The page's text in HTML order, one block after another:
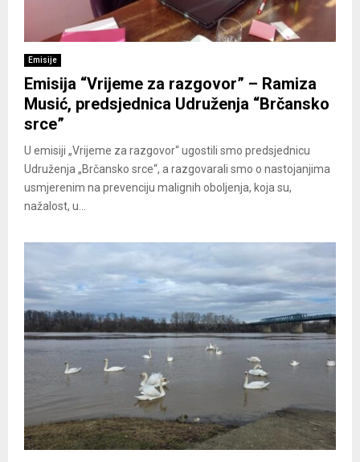
Emisije
Emisija “Vrijeme za razgovor” – Ramiza
Musić, predsjednica Udruženja “Brčansko
srce”
U emisiji „Vrijeme za razgovor“ ugostili smo predsjednicu
Udruženja „Brčansko srce“, a razgovarali smo o nastojanjima
usmjerenim na prevenciju malignih oboljenja, koja su,
nažalost, u...